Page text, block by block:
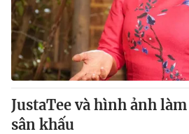
Sản phẩm
Thị trường
Tư vấn
Lịch phát sóng
Chuyên mục khác
Emagazine
JustaTee và hình ảnh
sân khấu